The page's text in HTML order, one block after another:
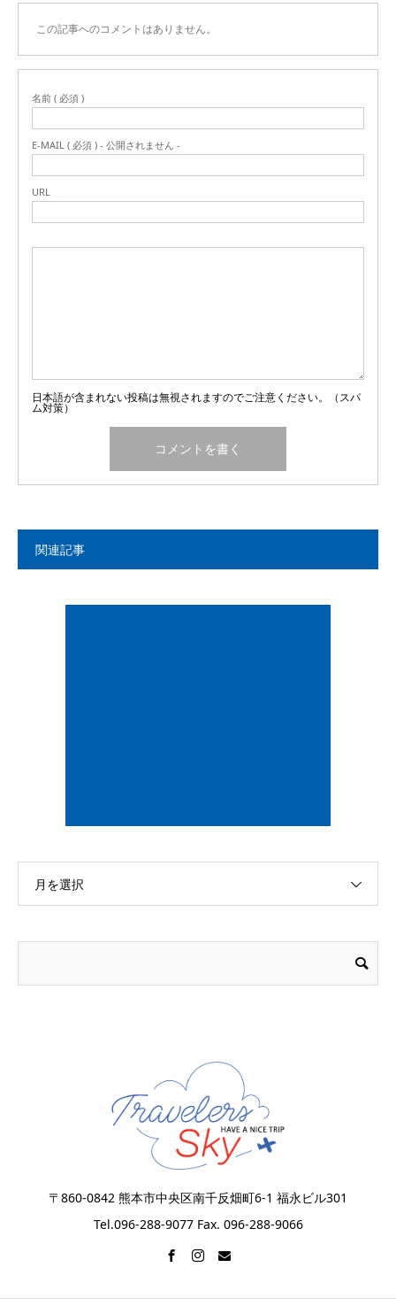
この記事へのコメントはありません。
名前 ( 必須 )
E-MAIL ( 必須 ) - 公開されません -
URL
日本語が含まれない投稿は無視されますのでご注意ください。（スパ
ム対策）
関連記事
月を選択
〒860-0842 熊本市中央区南千反畑町6-1 福永ビル301
Tel.096-288-9077 Fax. 096-288-9066